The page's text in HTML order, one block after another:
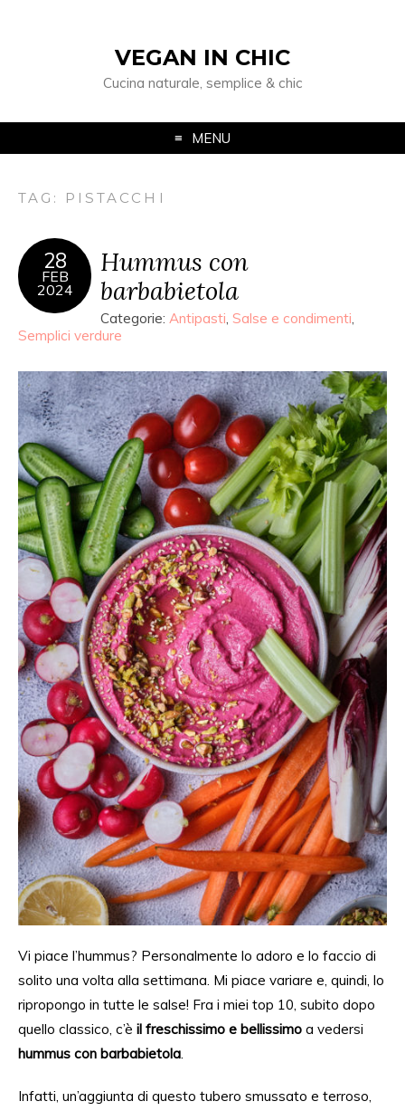
VEGAN IN CHIC
Cucina naturale, semplice & chic
MENU
TAG: PISTACCHI
28
FEB
2024
Hummus con
barbabietola
Categorie: Antipasti, Salse e condimenti,
Semplici verdure
Vi piace l’hummus? Personalmente lo adoro e lo faccio di
solito una volta alla settimana. Mi piace variare e, quindi, lo
ripropongo in tutte le salse! Fra i miei top 10, subito dopo
quello classico, c’è il freschissimo e bellissimo a vedersi
hummus con barbabietola.
Infatti, un’aggiunta di questo tubero smussato e terroso,